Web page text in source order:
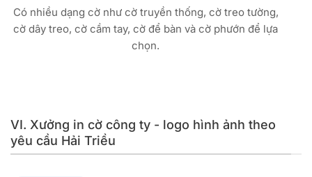
Có nhiều dạng cờ như cờ truyền thống, cờ treo tường,
cờ dây treo, cờ cầm tay, cờ để bàn và cờ phướn để lựa
chọn.
VI. Xưởng in cờ công ty - logo hình ảnh theo
yêu cầu Hải Triều